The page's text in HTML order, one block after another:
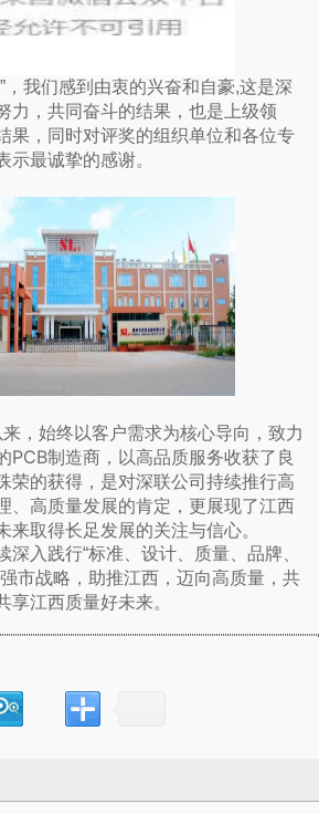
，我们感到由衷的兴奋和自豪,这是深
力，共同奋斗的结果，也是上级领
果，同时对评奖的组织单位和各位专
示最诚挚的感谢。
，始终以客户需求为核心导向，致力
PCB制造商，以高品质服务收获了良
荣的获得，是对深联公司持续推行高
、高质量发展的肯定，更展现了江西
取得长足发展的关注与信心。
深入践行“标准、设计、质量、品牌、
市战略，助推江西，迈向高质量，共
享江西质量好未来。